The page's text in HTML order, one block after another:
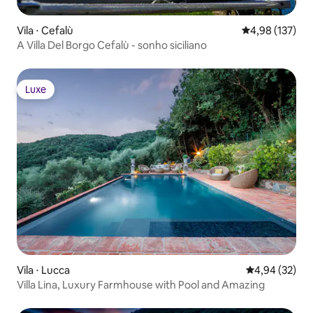
Vila ⋅ Cefalù 4,98 de uma
4,98 (137)
A Villa Del Borgo Cefalù - sonho siciliano
Luxe
Luxe
Vila ⋅ Lucca 4,94 de uma
4,94 (32)
Villa Lina, Luxury Farmhouse with Pool and Amazing